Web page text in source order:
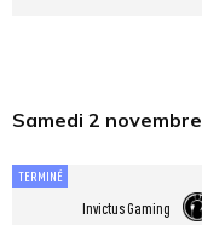
Samedi 2 novembre
TERMINÉ
Invictus Gaming